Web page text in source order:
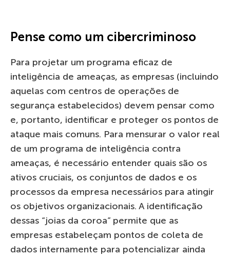
Pense como um cibercriminoso
Para projetar um programa eficaz de
inteligência de ameaças, as empresas (incluindo
aquelas com centros de operações de
segurança estabelecidos) devem pensar como
e, portanto, identificar e proteger os pontos de
ataque mais comuns. Para mensurar o valor real
de um programa de inteligência contra
ameaças, é necessário entender quais são os
ativos cruciais, os conjuntos de dados e os
processos da empresa necessários para atingir
os objetivos organizacionais. A identificação
dessas “joias da coroa” permite que as
empresas estabeleçam pontos de coleta de
dados internamente para potencializar ainda